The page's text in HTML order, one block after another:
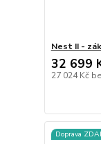
Nest II -
32 699
27 024 Kč
Doprava